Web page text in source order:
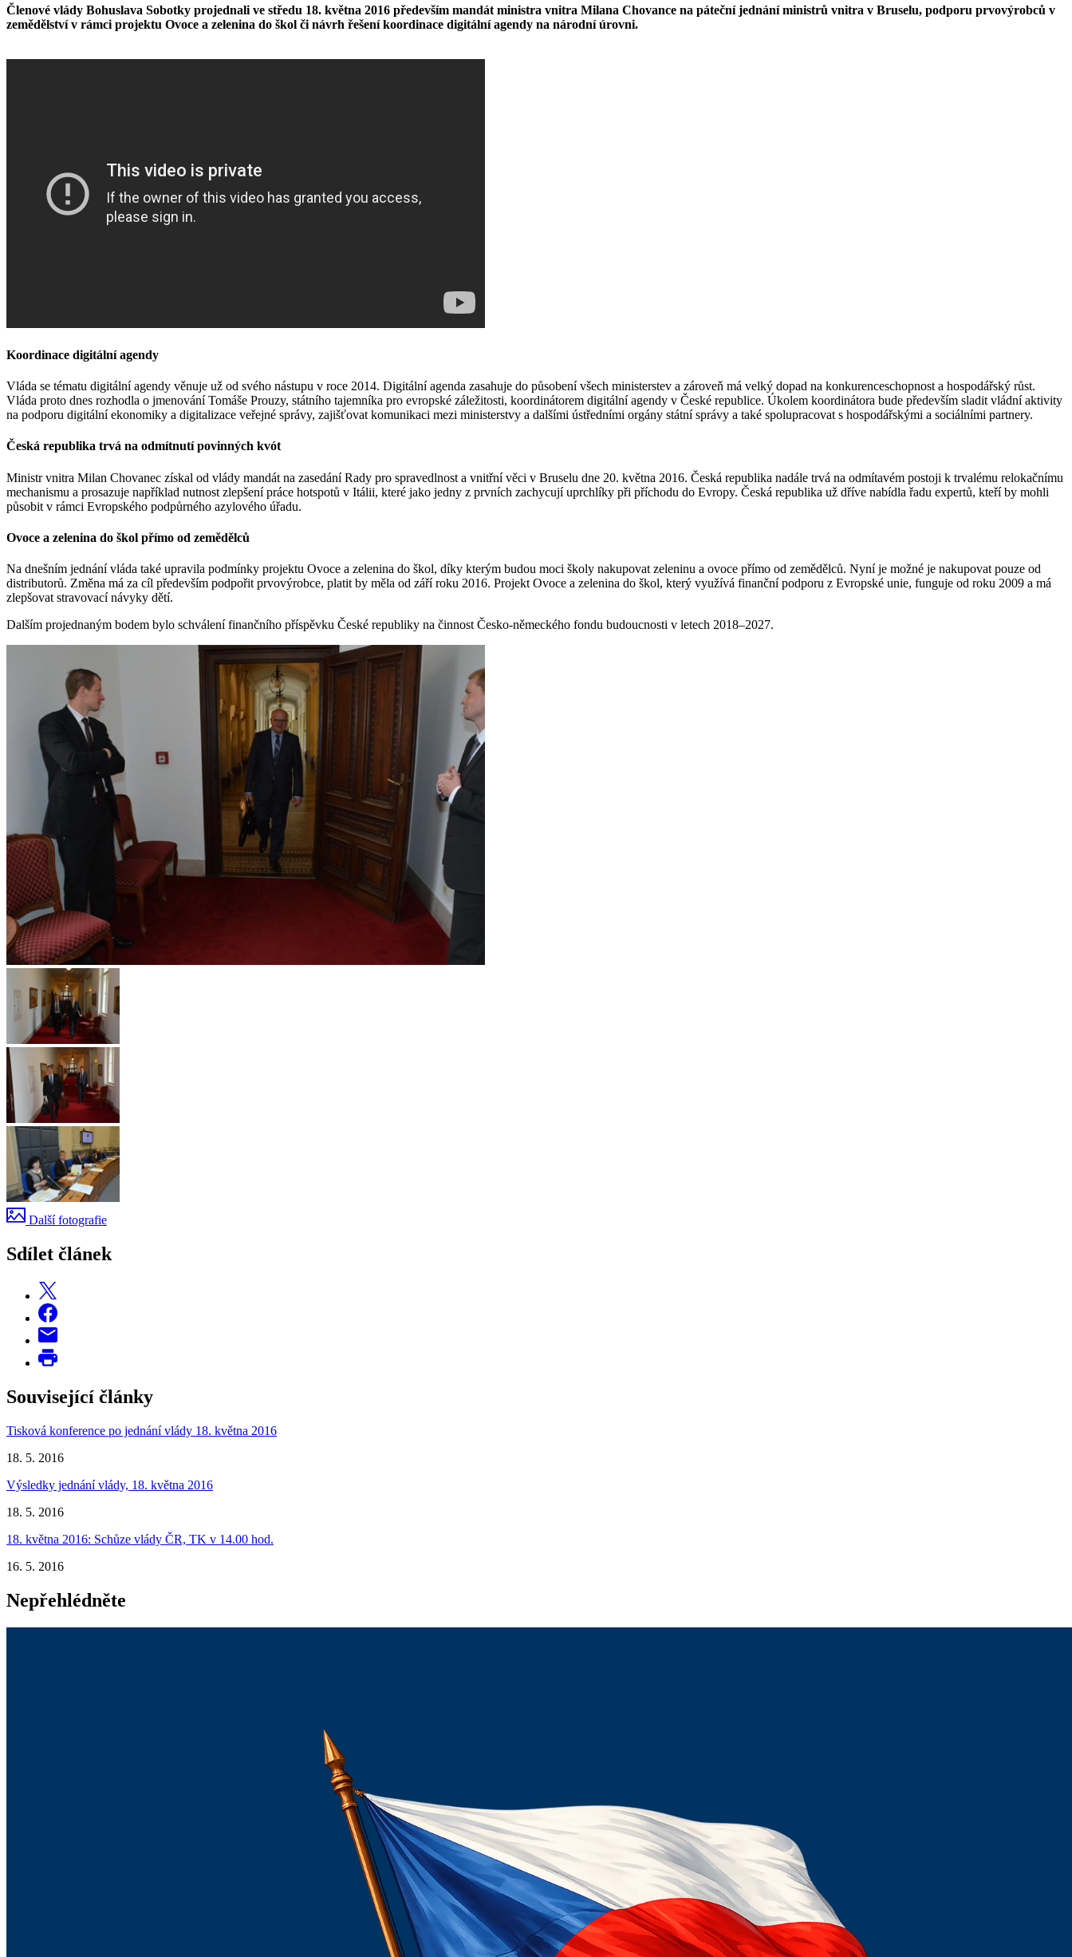
Členové vlády Bohuslava Sobotky projednali ve středu 18. května 2016 především mandát ministra vnitra Milana Chovance na páteční jednání ministrů vnitra v Bruselu, podporu prvovýrobců v
zemědělství v rámci projektu Ovoce a zelenina do škol či návrh řešení koordinace digitální agendy na národní úrovni.
Koordinace digitální agendy
Vláda se tématu digitální agendy věnuje už od svého nástupu v roce 2014. Digitální agenda zasahuje do působení všech ministerstev a zároveň má velký dopad na konkurenceschopnost a hospodářský růst.
Vláda proto dnes rozhodla o jmenování Tomáše Prouzy, státního tajemníka pro evropské záležitosti, koordinátorem digitální agendy v České republice. Úkolem koordinátora bude především sladit vládní aktivity
na podporu digitální ekonomiky a digitalizace veřejné správy, zajišťovat komunikaci mezi ministerstvy a dalšími ústředními orgány státní správy a také spolupracovat s hospodářskými a sociálními partnery.
Česká republika trvá na odmítnutí povinných kvót
Ministr vnitra Milan Chovanec získal od vlády mandát na zasedání Rady pro spravedlnost a vnitřní věci v Bruselu dne 20. května 2016. Česká republika nadále trvá na odmítavém postoji k trvalému relokačnímu
mechanismu a prosazuje například nutnost zlepšení práce hotspotů v Itálii, které jako jedny z prvních zachycují uprchlíky při příchodu do Evropy. Česká republika už dříve nabídla řadu expertů, kteří by mohli
působit v rámci Evropského podpůrného azylového úřadu.
Ovoce a zelenina do škol přímo od zemědělců
Na dnešním jednání vláda také upravila podmínky projektu Ovoce a zelenina do škol, díky kterým budou moci školy nakupovat zeleninu a ovoce přímo od zemědělců. Nyní je možné je nakupovat pouze od
distributorů. Změna má za cíl především podpořit prvovýrobce, platit by měla od září roku 2016. Projekt Ovoce a zelenina do škol, který využívá finanční podporu z Evropské unie, funguje od roku 2009 a má
zlepšovat stravovací návyky dětí.
Dalším projednaným bodem bylo schválení finančního příspěvku České republiky na činnost Česko-německého fondu budoucnosti v letech 2018–2027.
Další fotografie
Sdílet článek
Související články
Tisková konference po jednání vlády 18. května 2016
18. 5. 2016
Výsledky jednání vlády, 18. května 2016
18. 5. 2016
18. května 2016: Schůze vlády ČR, TK v 14.00 hod.
16. 5. 2016
Nepřehlédněte